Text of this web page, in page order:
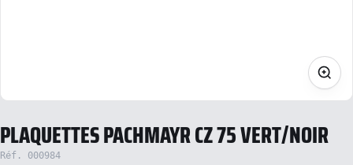
PLAQUETTES PACHMAYR CZ 75 VERT/NOIR
Réf. 000984